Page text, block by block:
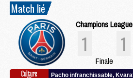
Match lié
Champions League
1 1
Finale